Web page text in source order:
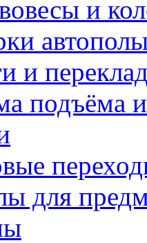
и
и
подъёма
для